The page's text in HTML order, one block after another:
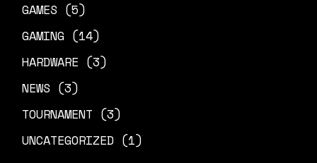
GAMES (5)
GAMING (14)
HARDWARE (3)
NEWS (3)
TOURNAMENT (3)
UNCATEGORIZED (1)